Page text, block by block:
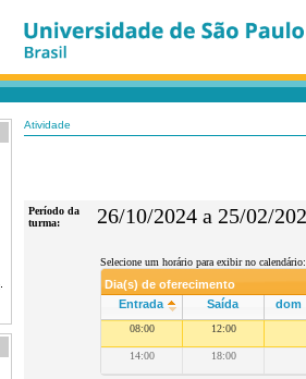
Atividade
Período da
turma:
26/10/2024 a 25/02/
Selecione um horário para exibir no calendário:
Dia(s) de oferecimento
Entrada
Saída dom
08:00 12:00
14:00 18:00